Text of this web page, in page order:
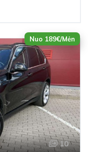
Nuo 189€/Mėn
10